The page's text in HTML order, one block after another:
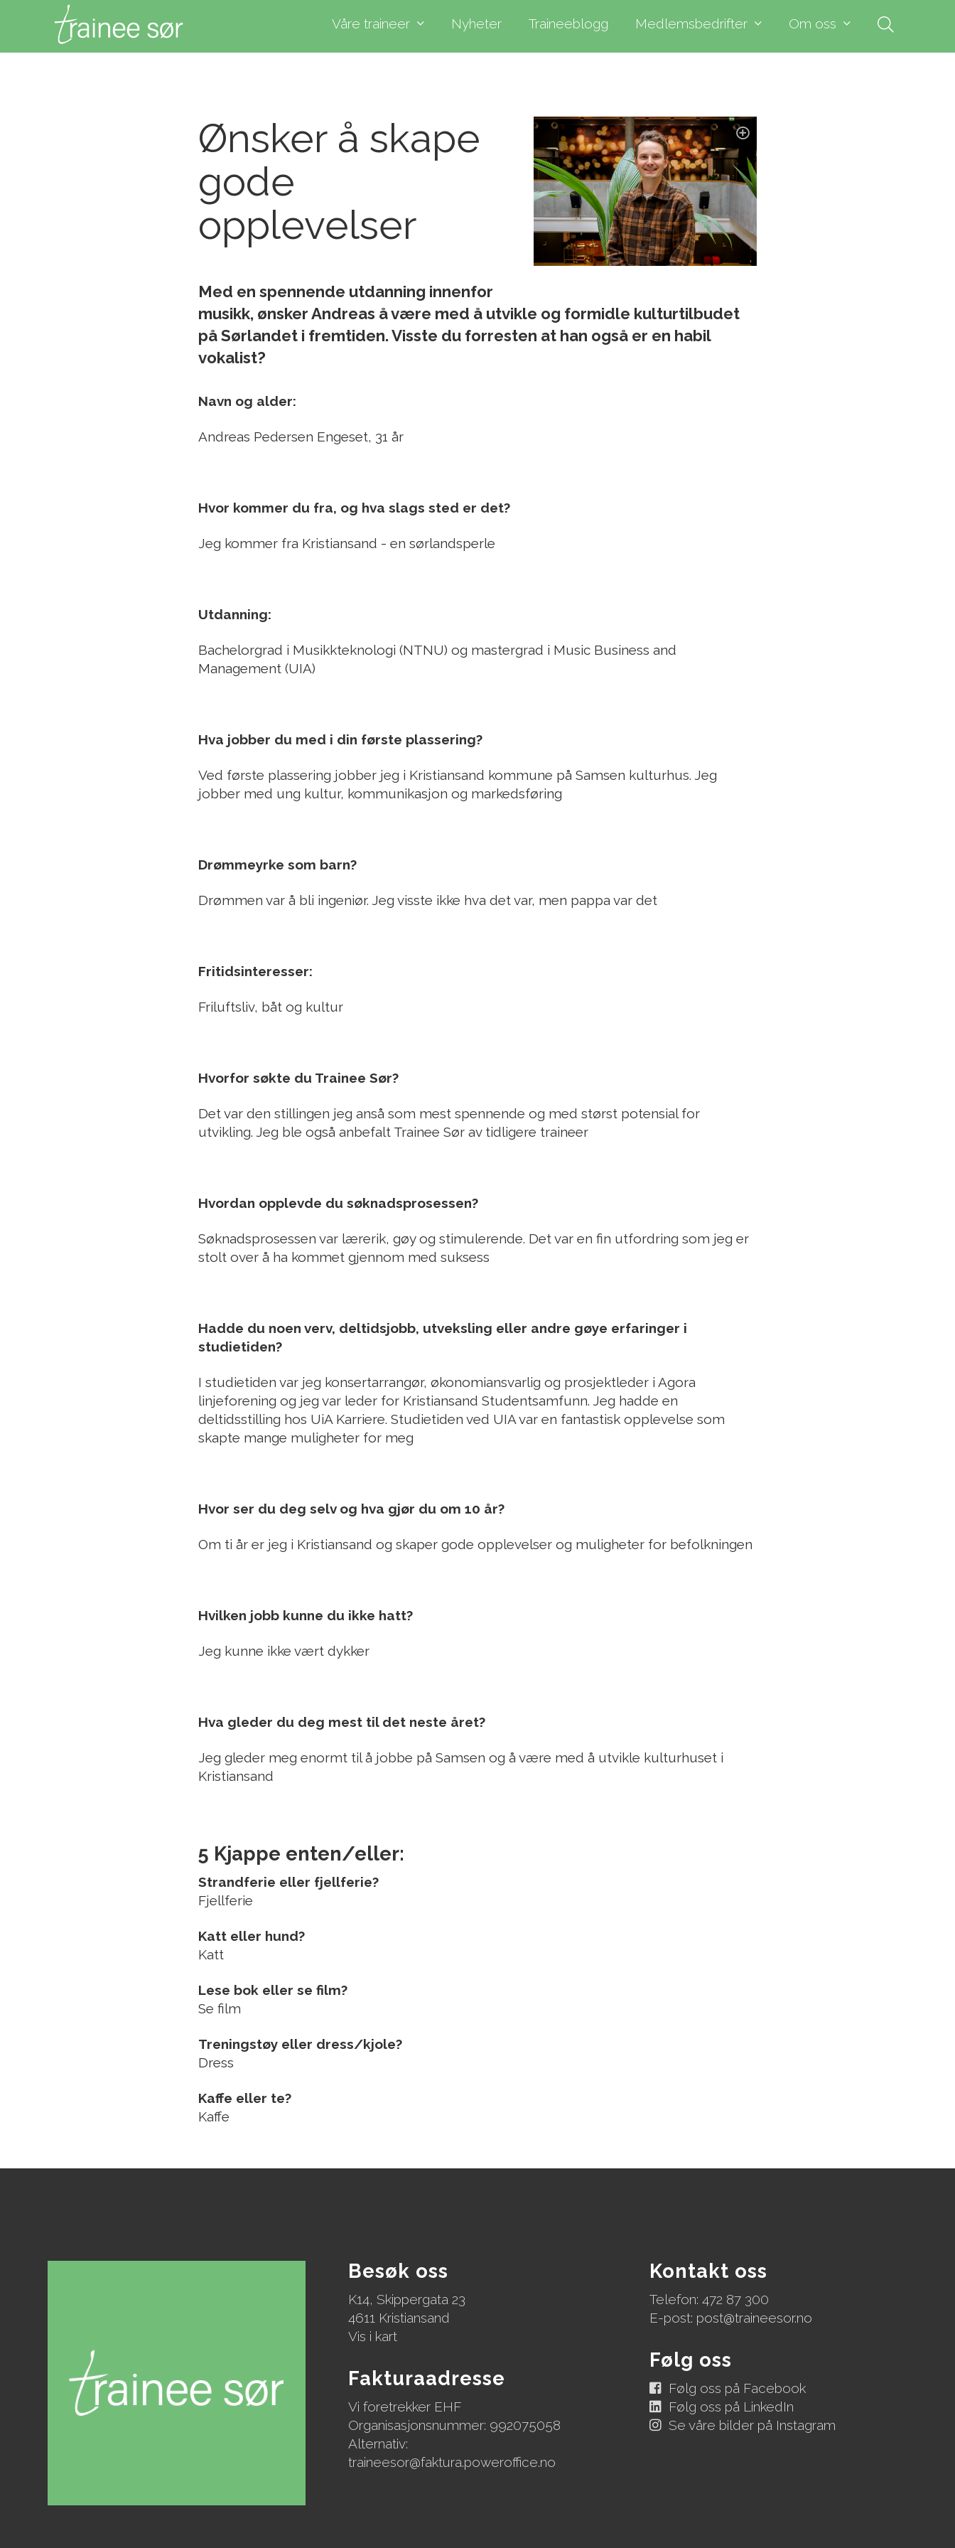
Våre traineer Nyheter Traineeblogg Medlemsbedrifter Om oss
Ønsker å skape
gode
opplevelser
Med en spennende utdanning innenfor
musikk, ønsker Andreas å være med å utvikle og formidle kulturtilbudet
på Sørlandet i fremtiden. Visste du forresten at han også er en habil
vokalist?
Navn og alder:
Andreas Pedersen Engeset, 31 år
Hvor kommer du fra, og hva slags sted er det?
Jeg kommer fra Kristiansand - en sørlandsperle
Utdanning:
Bachelorgrad i Musikkteknologi (NTNU) og mastergrad i Music Business and
Management (UIA)
Hva jobber du med i din første plassering?
Ved første plassering jobber jeg i Kristiansand kommune på Samsen kulturhus. Jeg
jobber med ung kultur, kommunikasjon og markedsføring
Drømmeyrke som barn?
Drømmen var å bli ingeniør. Jeg visste ikke hva det var, men pappa var det
Fritidsinteresser:
Friluftsliv, båt og kultur
Hvorfor søkte du Trainee Sør?
Det var den stillingen jeg anså som mest spennende og med størst potensial for
utvikling. Jeg ble også anbefalt Trainee Sør av tidligere traineer
Hvordan opplevde du søknadsprosessen?
Søknadsprosessen var lærerik, gøy og stimulerende. Det var en fin utfordring som jeg er
stolt over å ha kommet gjennom med suksess
Hadde du noen verv, deltidsjobb, utveksling eller andre gøye erfaringer i
studietiden?
I studietiden var jeg konsertarrangør, økonomiansvarlig og prosjektleder i Agora
linjeforening og jeg var leder for Kristiansand Studentsamfunn. Jeg hadde en
deltidsstilling hos UiA Karriere. Studietiden ved UIA var en fantastisk opplevelse som
skapte mange muligheter for meg
Hvor ser du deg selv og hva gjør du om 10 år?
Om ti år er jeg i Kristiansand og skaper gode opplevelser og muligheter for befolkningen
Hvilken jobb kunne du ikke hatt?
Jeg kunne ikke vært dykker
Hva gleder du deg mest til det neste året?
Jeg gleder meg enormt til å jobbe på Samsen og å være med å utvikle kulturhuset i
Kristiansand
5 Kjappe enten/eller:
Strandferie eller fjellferie?
Fjellferie
Katt eller hund?
Katt
Lese bok eller se film?
Se film
Treningstøy eller dress/kjole?
Dress
Kaffe eller te?
Kaffe
Besøk oss
K14, Skippergata 23
4611 Kristiansand
Vis i kart
Fakturaadresse
Vi foretrekker EHF
Organisasjonsnummer: 992075058
Alternativ:
traineesor@faktura.poweroffice.no
Kontakt oss
Telefon: 472 87 300
E-post: post@traineesor.no
Følg oss
Følg oss på Facebook
Følg oss på LinkedIn
Se våre bilder på Instagram